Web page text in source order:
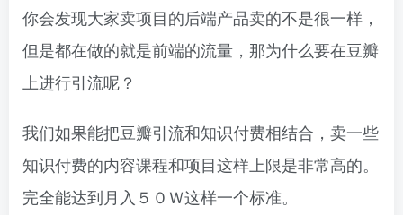
你会发现大家卖项目的后端产品卖的不是很一样，
但是都在做的就是前端的流量，那为什么要在豆瓣
上进行引流呢？
我们如果能把豆瓣引流和知识付费相结合，卖一些
知识付费的内容课程和项目这样上限是非常高的。
完全能达到月入５０Ｗ这样一个标准。